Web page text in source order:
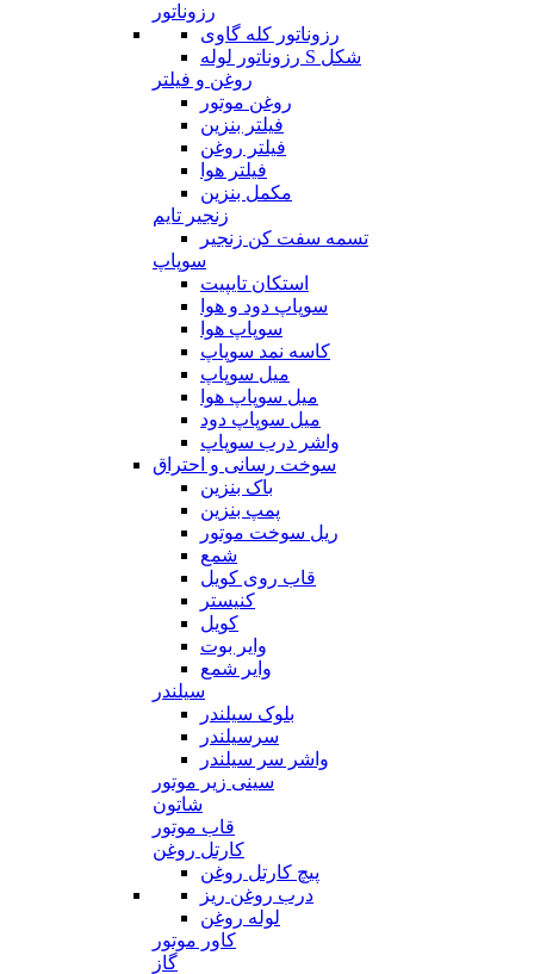
رزوناتور
رزوناتور کله گاوی
رزوناتور لوله S شکل
روغن و فیلتر
روغن موتور
فیلتر بنزین
فیلتر روغن
فیلتر هوا
مکمل بنزین
زنجیر تایم
تسمه سفت کن زنجیر
سوپاپ
استکان تایپیت
سوپاپ دود و هوا
سوپاپ هوا
کاسه نمد سوپاپ
میل سوپاپ
میل سوپاپ هوا
میل سوپاپ دود
واشر درب سوپاپ
سوخت رسانی و احتراق
باک بنزین
پمپ بنزین
ریل سوخت موتور
شمع
قاب روی کویل
کنیستر
کویل
وایر بوت
وایر شمع
سیلندر
بلوک سیلندر
سرسیلندر
واشر سر سیلندر
سینی زیر موتور
شاتون
قاب موتور
کارتل روغن
پیچ کارتل روغن
درب روغن ریز
لوله روغن
کاور موتور
گاز